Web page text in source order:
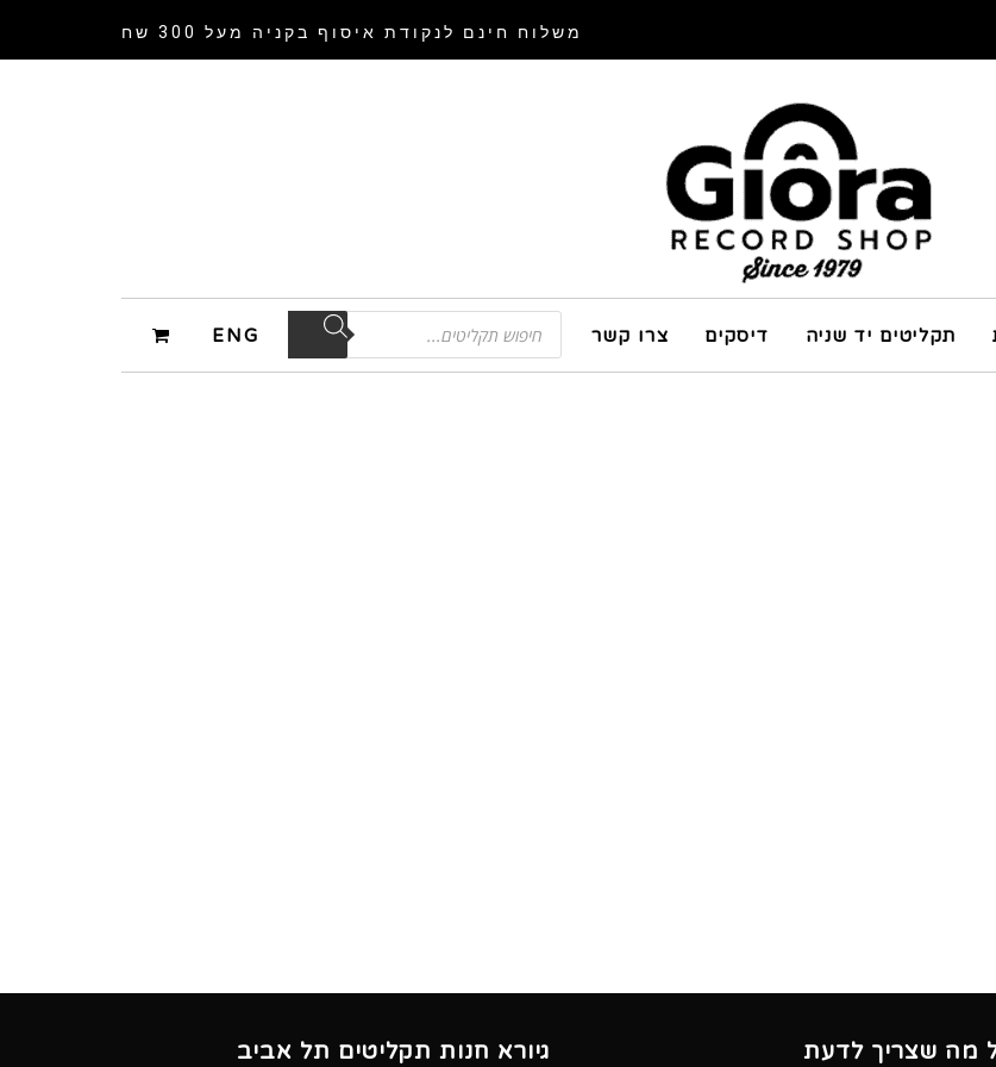
משלוח חינם לנקודת איסוף בקניה מעל 300 שח
תקליטים יד שניה דיסקים צרו קשר ENG
מה שצריך לדעת גיורא חנות תקליטים תל אביב